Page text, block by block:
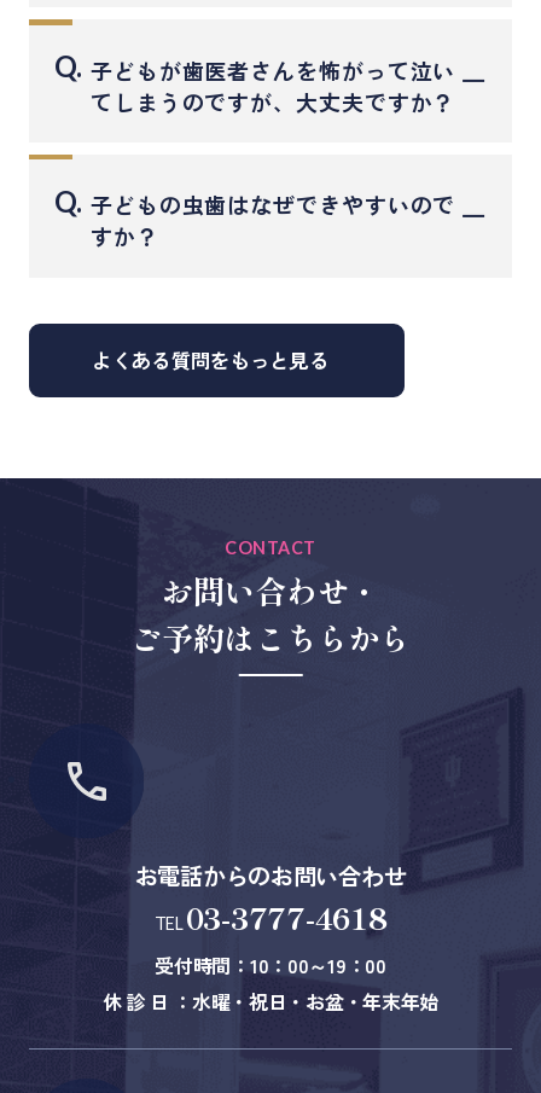
初めての受診の目安は「1歳前後」または「最初
の歯が生えた頃」です。
歯が生え始めた段階から虫歯予防はスタートし
ます。
早い時期から歯科に慣れておくことで、治療が
必要になったときもスムーズに対応できるよう
になります。
Q. 子どもが歯医者さんを怖がって泣い
てしまうのですが、大丈夫ですか？
もちろん大丈夫です。初めての環境で泣いてし
まうお子さまは多くいらっしゃいます。
大井町フラミンゴ歯科では、無理に治療を行わ
ず、「見る・触る・慣れる」ステップから少し
保護者の方にも同席していただきながら、安心
して受けられるようサポートしています。
Q. 子どもの虫歯はなぜできやすいので
すか？
進行がとても早いのが特徴です。
また、食事やおやつの回数、仕上げ磨き不足も
虫歯の原因になります。
よくある質問をもっと見る
CONTACT
お問い合わせ・
ご予約はこちらから
お電話からのお問い合わせ
TEL03-3777-4618
受付時間：10：00～19：00
休 診 日 ：水曜・祝日・お盆・年末年始